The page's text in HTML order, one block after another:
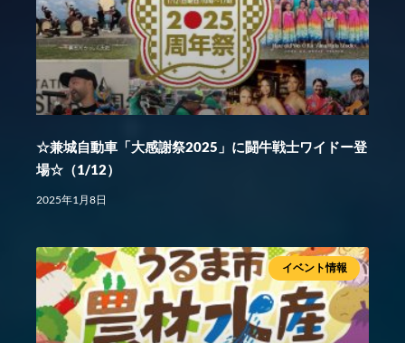
☆兼城自動車「大感謝祭2025」に闘牛戦士ワイドー登
場☆（1/12）
2025年1月8日
イベント情報